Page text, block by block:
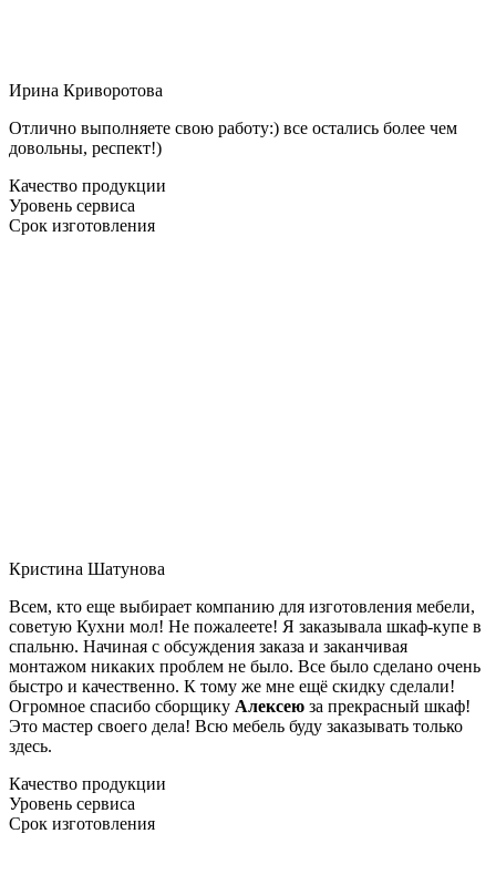
Ирина Криворотова
Отлично выполняете свою работу:) все остались более чем
довольны, респект!)
Качество продукции
Уровень сервиса
Срок изготовления
Кристина Шатунова
Всем, кто еще выбирает компанию для изготовления мебели,
советую Кухни мол! Не пожалеете! Я заказывала шкаф-купе в
спальню. Начиная с обсуждения заказа и заканчивая
монтажом никаких проблем не было. Все было сделано очень
быстро и качественно. К тому же мне ещё скидку сделали!
Огромное спасибо сборщику Алексею за прекрасный шкаф!
Это мастер своего дела! Всю мебель буду заказывать только
здесь.
Качество продукции
Уровень сервиса
Срок изготовления